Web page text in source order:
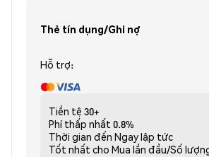
Thẻ tín dụng/Ghi nợ
Hỗ trợ:
Tiền tệ 30+
Phí thấp nhất 0.8%
Thời gian đến Ngay lập tức
Tốt nhất cho Mua lần đầu/Số